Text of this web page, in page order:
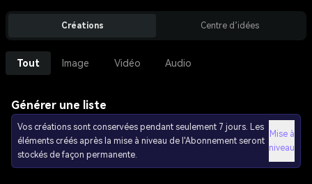
Créations Centre d’idées
Tout Image Vidéo Audio
Générer une liste
Vos créations sont conservées pendant seulement 7 jours. Les
éléments créés après la mise à niveau de l'Abonnement seront
stockés de façon permanente.
Mise à
niveau